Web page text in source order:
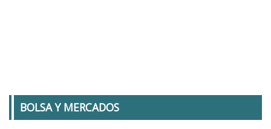
BOLSA Y MERCADOS